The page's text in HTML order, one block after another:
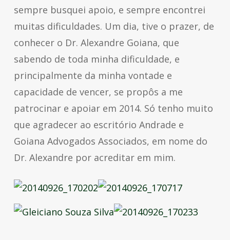
sempre busquei apoio, e sempre encontrei
muitas dificuldades. Um dia, tive o prazer, de
conhecer o Dr. Alexandre Goiana, que
sabendo de toda minha dificuldade, e
principalmente da minha vontade e
capacidade de vencer, se propôs a me
patrocinar e apoiar em 2014. Só tenho muito
que agradecer ao escritório Andrade e
Goiana Advogados Associados, em nome do
Dr. Alexandre por acreditar em mim.